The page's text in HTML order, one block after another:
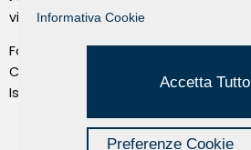
viale Bologna 288, Forlì
Fondo dot. euro 285.000 i.v.
CF e P.IVA 03692820404
Isc.Reg Per.Giu. n. 10404
Informativa Cookie
Accetta Tutto
Preferenze Cookie